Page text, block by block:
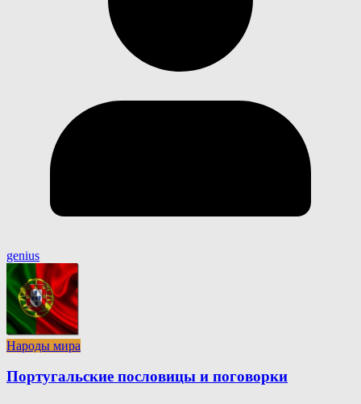
genius
Народы мира
Португальские пословицы и поговорки